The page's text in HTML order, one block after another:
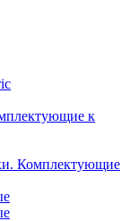
к
Комплектующие